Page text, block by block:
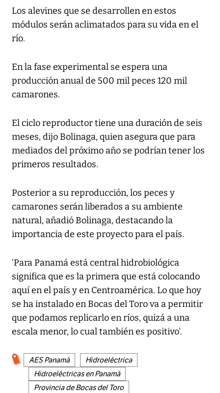
Los alevines que se desarrollen en estos
módulos serán aclimatados para su vida en el
río.
En la fase experimental se espera una
producción anual de 500 mil peces 120 mil
camarones.
El ciclo reproductor tiene una duración de seis
meses, dijo Bolinaga, quien asegura que para
mediados del próximo año se podrían tener los
primeros resultados.
Posterior a su reproducción, los peces y
camarones serán liberados a su ambiente
natural, añadió Bolinaga, destacando la
importancia de este proyecto para el país.
‘Para Panamá está central hidrobiológica
significa que es la primera que está colocando
aquí en el país y en Centroamérica. Lo que hoy
se ha instalado en Bocas del Toro va a permitir
que podamos replicarlo en ríos, quizá a una
escala menor, lo cual también es positivo'.
AES Panamá
Hidroeléctrica
Hidroeléctricas en Panamá
Provincia de Bocas del Toro